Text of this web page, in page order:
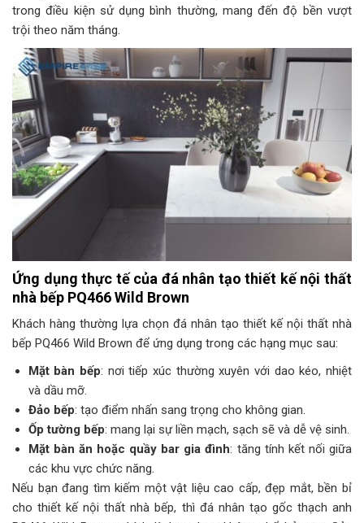
trong điều kiện sử dụng bình thường, mang đến độ bền vượt
trội theo năm tháng.
Ứng dụng thực tế của đá nhân tạo thiết kế nội thất
nhà bếp PQ466 Wild Brown
Khách hàng thường lựa chọn đá nhân tạo thiết kế nội thất nhà
bếp PQ466 Wild Brown để ứng dụng trong các hạng mục sau:
Mặt bàn bếp: nơi tiếp xúc thường xuyên với dao kéo, nhiệt
và dầu mỡ.
Đảo bếp: tạo điểm nhấn sang trọng cho không gian.
Ốp tường bếp: mang lại sự liền mạch, sạch sẽ và dễ vệ sinh.
Mặt bàn ăn hoặc quầy bar gia đình: tăng tính kết nối giữa
các khu vực chức năng.
Nếu bạn đang tìm kiếm một vật liệu cao cấp, đẹp mắt, bền bỉ
cho thiết kế nội thất nhà bếp, thì đá nhân tạo gốc thạch anh